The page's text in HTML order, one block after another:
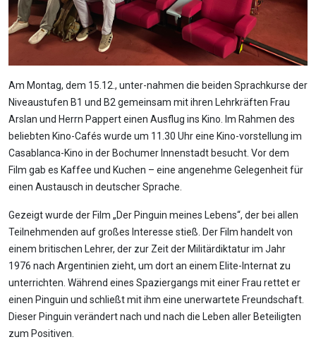
Am Montag, dem 15.12., unter-nahmen die beiden Sprachkurse der
Niveaustufen B1 und B2 gemeinsam mit ihren Lehrkräften Frau
Arslan und Herrn Pappert einen Ausflug ins Kino. Im Rahmen des
beliebten Kino-Cafés wurde um 11.30 Uhr eine Kino-vorstellung im
Casablanca-Kino in der Bochumer Innenstadt besucht. Vor dem
Film gab es Kaffee und Kuchen – eine angenehme Gelegenheit für
einen Austausch in deutscher Sprache.
Gezeigt wurde der Film „Der Pinguin meines Lebens“, der bei allen
Teilnehmenden auf großes Interesse stieß. Der Film handelt von
einem britischen Lehrer, der zur Zeit der Militärdiktatur im Jahr
1976 nach Argentinien zieht, um dort an einem Elite-Internat zu
unterrichten. Während eines Spaziergangs mit einer Frau rettet er
einen Pinguin und schließt mit ihm eine unerwartete Freundschaft.
Dieser Pinguin verändert nach und nach die Leben aller Beteiligten
zum Positiven.